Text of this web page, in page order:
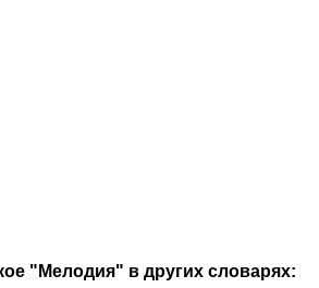
"Мелодия" в других словарях: